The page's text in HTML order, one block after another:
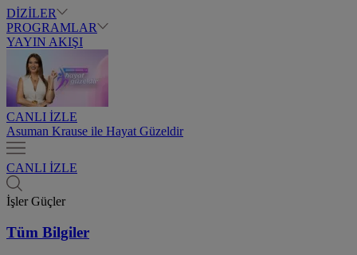
DİZİLER
PROGRAMLAR
YAYIN AKIŞI
CANLI İZLE
Asuman Krause ile Hayat Güzeldir
CANLI İZLE
İşler Güçler
Tüm Bilgiler